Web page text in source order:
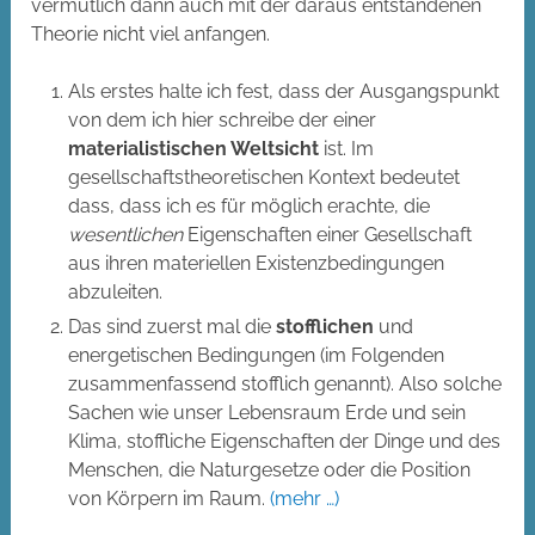
vermutlich dann auch mit der daraus entstandenen
Theorie nicht viel anfangen.
Als erstes halte ich fest, dass der Ausgangspunkt
von dem ich hier schreibe der einer
materialistischen Weltsichtist. Im
gesellschaftstheoretischen Kontext bedeutet
dass, dass ich es für möglich erachte, die
wesentlichen Eigenschaften einer Gesellschaft
aus ihren materiellen Existenzbedingungen
abzuleiten.
Das sind zuerst mal die stofflichen und
energetischen Bedingungen (im Folgenden
zusammenfassend stofflich genannt). Also solche
Sachen wie unser Lebensraum Erde und sein
Klima, stoffliche Eigenschaften der Dinge und des
Menschen, die Naturgesetze oder die Position
von Körpern im Raum. (mehr …)